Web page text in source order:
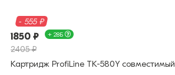
- 555 ₽
1850 ₽ + 28Б
2405 ₽
Картридж ProfiLine TK-580Y совместимый